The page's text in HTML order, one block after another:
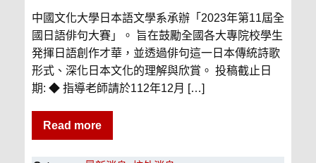
中國文化大學日本語文學系承辦「2023年第11屆全
國日語俳句大賽」。 旨在鼓勵全國各大專院校學生
発揮日語創作才華，並透過俳句這一日本傳統詩歌
形式、深化日本文化的理解與欣賞。 投稿截止日
期: ◆ 指導老師請於112年12月 […]
Read more